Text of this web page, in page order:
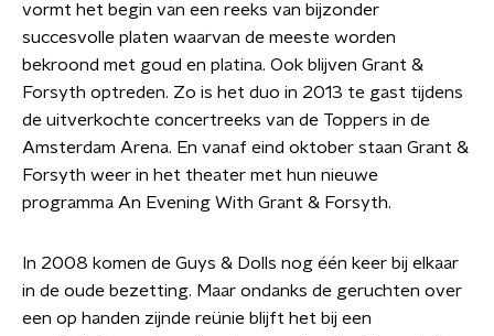
vormt het begin van een reeks van bijzonder
succesvolle platen waarvan de meeste worden
bekroond met goud en platina. Ook blijven Grant &
Forsyth optreden. Zo is het duo in 2013 te gast tijdens
de uitverkochte concertreeks van de Toppers in de
Amsterdam Arena. En vanaf eind oktober staan Grant &
Forsyth weer in het theater met hun nieuwe
programma An Evening With Grant & Forsyth.
In 2008 komen de Guys & Dolls nog één keer bij elkaar
in de oude bezetting. Maar ondanks de geruchten over
een op handen zijnde reünie blijft het bij een